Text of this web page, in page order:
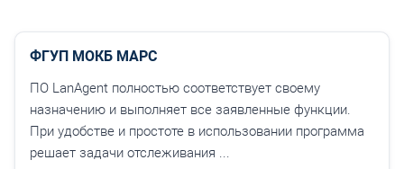
ФГУП МОКБ МАРС
ПО LanAgent полностью соответствует своему
назначению и выполняет все заявленные функции.
При удобстве и простоте в использовании программа
решает задачи отслеживания ...